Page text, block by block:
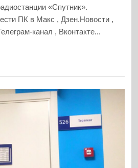
«Спутник».
ПК в Макс , Дзен.Новости ,
канал , Вконтакте...